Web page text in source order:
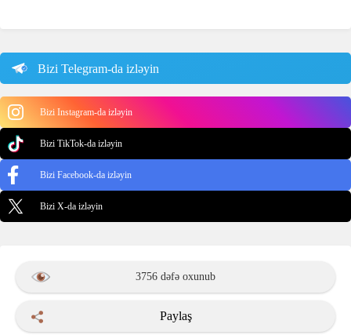
Bizi Telegram-da izləyin
Bizi Instagram-da izləyin
Bizi TikTok-da izləyin
Bizi Facebook-da izləyin
Bizi X-da izləyin
3756 dəfə oxunub
Paylaş